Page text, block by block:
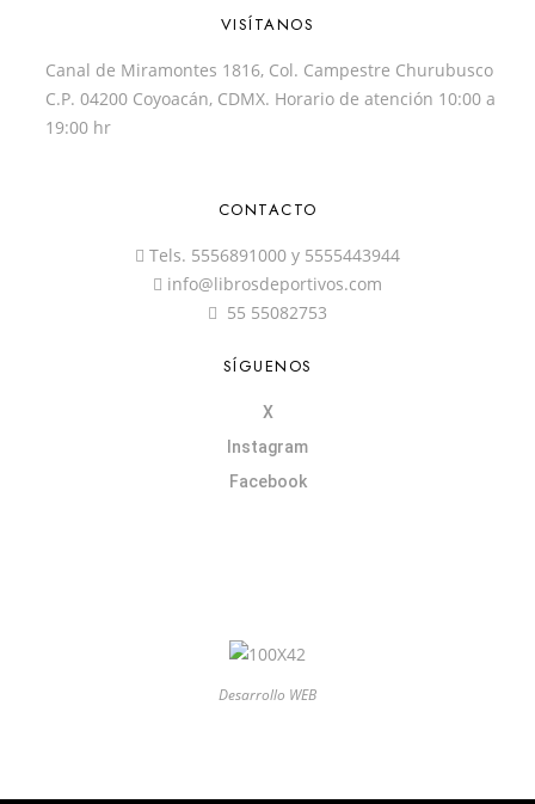
VISÍTANOS
Canal de Miramontes 1816, Col. Campestre Churubusco
C.P. 04200 Coyoacán, CDMX. Horario de atención 10:00 a
19:00 hr
CONTACTO
Tels. 5556891000 y 5555443944
info@librosdeportivos.com
55 55082753
SÍGUENOS
X
Instagram
Facebook
Desarrollo WEB